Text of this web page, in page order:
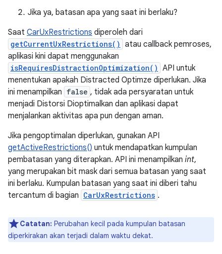
Jika ya, batasan apa yang saat ini berlaku?
Saat CarUxRestrictions diperoleh dari
getCurrentUxRestrictions() atau callback pemroses,
aplikasi kini dapat menggunakan
isRequiresDistractionOptimization() API untuk
menentukan apakah Distracted Optimze diperlukan. Jika
ini menampilkan false , tidak ada persyaratan untuk
menjadi Distorsi Dioptimalkan dan aplikasi dapat
menjalankan aktivitas apa pun dengan aman.
Jika pengoptimalan diperlukan, gunakan API
getActiveRestrictions() untuk mendapatkan kumpulan
pembatasan yang diterapkan. API ini menampilkan int,
yang merupakan bit mask dari semua batasan yang saat
ini berlaku. Kumpulan batasan yang saat ini diberi tahu
tercantum di bagian CarUxRestrictions .
Catatan: Perubahan kecil pada kumpulan batasan
diperkirakan akan terjadi dalam waktu dekat.